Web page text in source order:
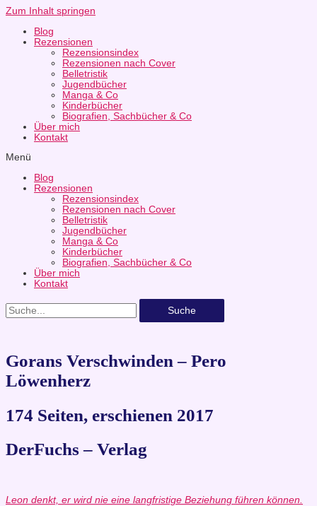
Zum Inhalt springen
Blog
Rezensionen
Rezensionsindex
Rezensionen nach Cover
Belletristik
Jugendbücher
Manga & Co
Kinderbücher
Biografien, Sachbücher & Co
Über mich
Kontakt
Menü
Blog
Rezensionen
Rezensionsindex
Rezensionen nach Cover
Belletristik
Jugendbücher
Manga & Co
Kinderbücher
Biografien, Sachbücher & Co
Über mich
Kontakt
Suche
Gorans Verschwinden – Pero
Löwenherz
174 Seiten, erschienen 2017
DerFuchs – Verlag
Leon denkt, er wird nie eine langfristige Beziehung führen können.